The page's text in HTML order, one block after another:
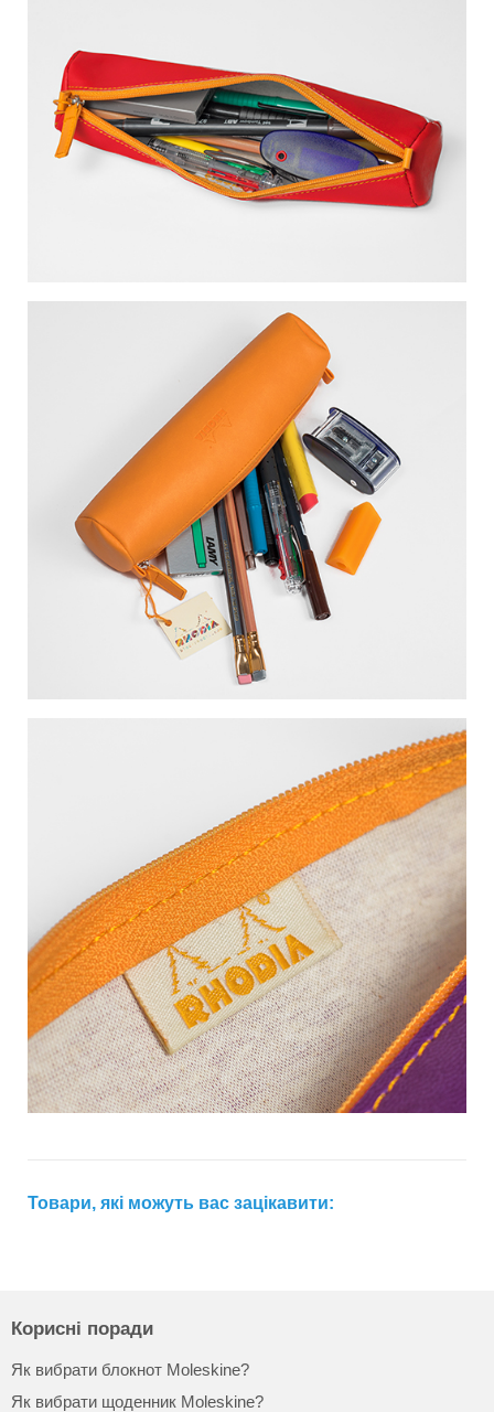
Товари, які можуть вас зацікавити:
Корисні поради
Як вибрати блокнот Moleskine?
Як вибрати щоденник Moleskine?